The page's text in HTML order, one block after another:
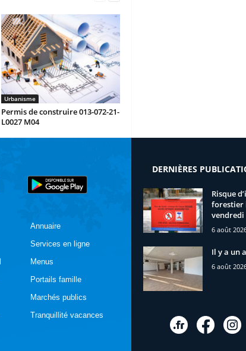
Urbanisme
Permis de construire 013-072-21-
L0027 M04
Annuaire
Services en ligne
Menus
Portails famille
Marchés publics
Tranquillité vacances
DERNIÈRES
Risque
forestier
vendredi
6 août
Il y a un
6 août